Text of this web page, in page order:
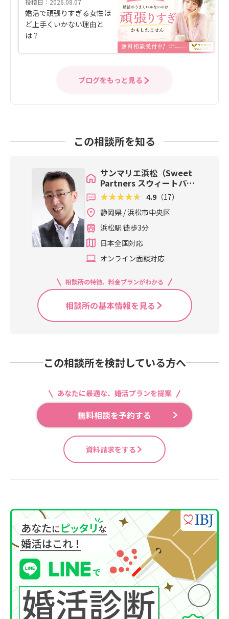
投稿日：2026.08.07
婚活で頑張りすぎる女性ほ
ど上手くいかない理由と
は？
ブログをもっと見る
この相談所を知る
サンマリエ浜松（Sweet
Partners スウィートパー
トナーズ） 4.9 （17）
静岡県 / 浜松市中央区
浜松駅 徒歩3分
日本全国対応
オンライン面談対応
相談所の特徴、料金プランがわかる
相談所の基本情報を見る
この相談所を検討している方へ
あなたに最適な、婚活プランを提案
無料相談を予約する
資料請求をする